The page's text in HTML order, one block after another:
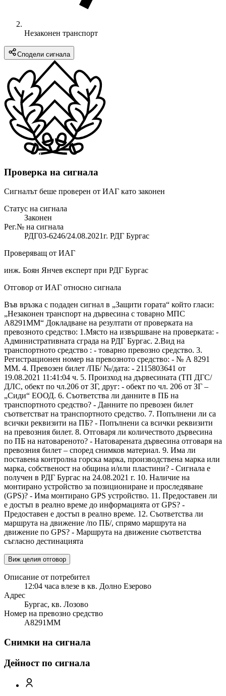
Незаконен транспорт
Сподели сигнала
Проверка на сигнала
Сигналът беше проверен от ИАГ като законен
Статус на сигнала
Законен
Рег.№ на сигнала
РДГ03-6246/24.08.2021г. РДГ Бургас
Проверяващ от ИАГ
инж. Боян Янчев експерт при РДГ Бургас
Отговор от ИАГ относно сигнала
Във връзка с подаден сигнал в „Защити гората“ който гласи:
„Незаконен транспорт на дървесина с товарно МПС
А8291ММ“ Докладване на резултати от проверката на
превозното средство: 1.Място на извършване на проверката: -
Административната сграда на РДГ Бургас. 2.Вид на
транспортното средство : - товарно превозно средство. 3.
Регистрационен номер на превозното средство: - № А 8291
ММ. 4. Превозен билет /ПБ/ №/дата: - 2115803641 от
19.08.2021 11:41:04 ч. 5. Произход на дървесината (ТП ДГС/
ДЛС, обект по чл.206 от ЗГ, друг: - обект по чл. 206 от ЗГ –
„Сиди“ ЕООД. 6. Съответства ли данните в ПБ на
транспортното средство? - Данните по превозен билет
съответстват на транспортното средство. 7. Попълнени ли са
всички реквизити на ПБ? - Попълнени са всички реквизити
на превозния билет. 8. Отговаря ли количеството дървесина
по ПБ на натовареното? - Натоварената дървесина отговаря на
превозния билет – според снимков материал. 9. Има ли
поставена контролна горска марка, производствена марка или
марка, собственост на община и/или пластини? - Сигнала е
получен в РДГ Бургас на 24.08.2021 г. 10. Наличие на
монтирано устройство за позициониране и проследяване
(GPS)? - Има монтирано GPS устройство. 11. Предоставен ли
е достъп в реално време до информацията от GPS? -
Предоставен е достъп в реално време. 12. Съответства ли
маршрута на движение /по ПБ/, спрямо маршрута на
движение по GPS? - Маршрута на движение съответства
съгласно дестинацията
Виж целия отговор
Описание от потребител
12:04 часа влезе в кв. Долно Езерово
Адрес
Бургас, кв. Лозово
Номер на превозно средство
A8291MM
Снимки на сигнала
Дейност по сигнала